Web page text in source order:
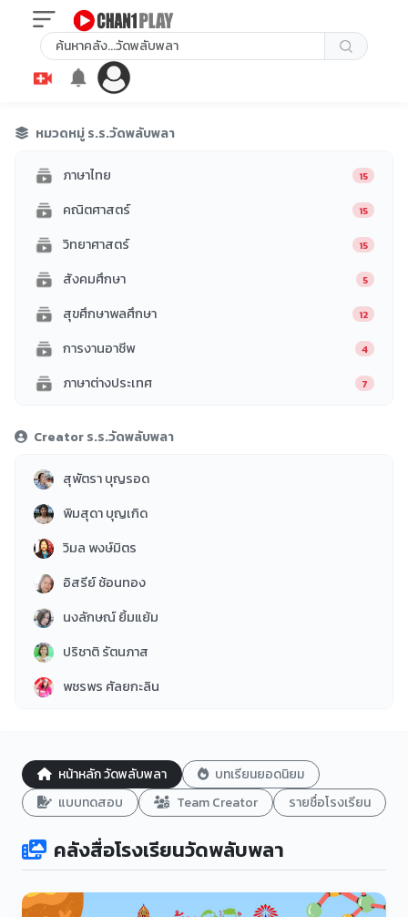
หมวดหมู่ ร.ร.วัดพลับพลา
ภาษาไทย 15
คณิตศาสตร์ 15
วิทยาศาสตร์ 15
สังคมศึกษา 5
สุขศึกษาพลศึกษา 12
การงานอาชีพ 4
ภาษาต่างประเทศ 7
กิจกรรมพัฒนาผู้เรียน
การบริหารจัดการศึกษา
ประวัติศาสตร์
บ้านวิทย์น้อยฯ
ทั่วไป
Creator ร.ร.วัดพลับพลา
สุพัตรา บุญรอด
พิมสุดา บุญเกิด
วิมล พงษ์มิตร
อิสรีย์ ช้อนทอง
นงลักษณ์ ยิ้มแย้ม
ปริชาติ รัตนภาส
พชรพร ศัลยกะลิน
สุดา ดวงจันทร์
รัจจนา พงษ์ขยัน
หน้าหลัก วัดพลับพลา
บทเรียนยอดนิยม
แบบทดสอบ
Team Creator รายชื่อโรงเรียน
คลังสื่อโรงเรียนวัดพลับพลา